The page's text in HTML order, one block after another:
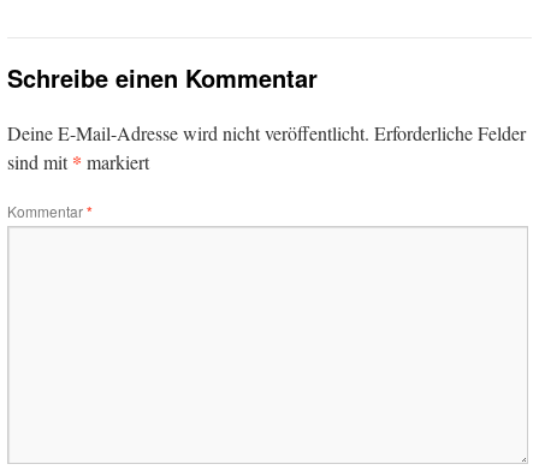
Schreibe einen Kommentar
Deine E-Mail-Adresse wird nicht veröffentlicht. Erforderliche Felder
sind mit* markiert
Kommentar*